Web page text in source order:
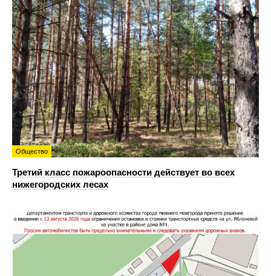
Общество
Третий класс пожароопасности действует во всех
нижегородских лесах